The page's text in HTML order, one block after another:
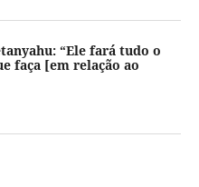
“Ele fará tudo o
faça [em relação ao